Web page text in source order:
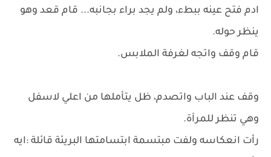
ادم فتح عينه ببطء، ولم يجد براء بجانبه... قام قعد وهو
ينظر حوله.
قام وقف واتجه لغرفة الملابس.
وقف عند الباب واتصدم، ظل يتأملها من اعلي لاسفل
وهي تنظر للمرآة.
رأت انعكاسه ولفت مبتسمة ابتسامتها البريئة قائلة :ايه